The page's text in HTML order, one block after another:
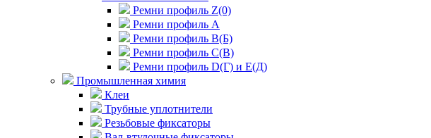
Ремни профиль Z(0)
Ремни профиль А
Ремни профиль В(Б)
Ремни профиль С(В)
Ремни профиль D(Г) и E(Д)
Промышленная химия
Клеи
Трубные уплотнители
Резьбовые фиксаторы